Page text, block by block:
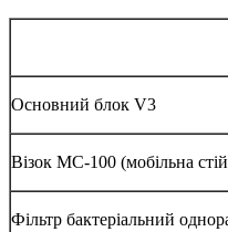
Основний блок V3
Візок MC-100 (мобільна
Фільтр бактеріальний